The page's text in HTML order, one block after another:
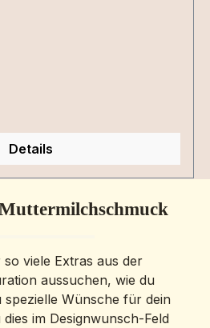
Details
viele Extras aus der
aussuchen, wie du
spezielle Wünsche für dein
im Designwunsch-Feld